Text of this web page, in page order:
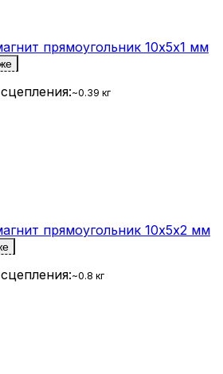
прямоугольник 10х5х1 мм
~0.39 кг
прямоугольник 10х5х2 мм
~0.8 кг